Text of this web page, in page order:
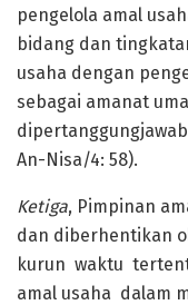
pengelola amal
bidang dan
usaha dengan
sebagai amanat
An-Nisa/4: 58).
Ketiga, Pimpinan
dan diberhentikan
kurun waktu
amal usaha dalam